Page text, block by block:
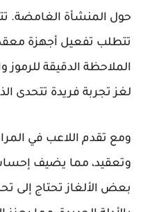
حول المنشأة الغامضة.
تتطلب تفعيل أجهزة
الملاحظة الدقيقة
لغز تجربة فريدة تتحدى
ومع تقدم اللاعب في
وتعقيد، مما يضيف
بعض الألغاز تحتاج إلى